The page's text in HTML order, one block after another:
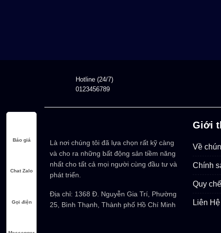
Hotline (24/7)
0123456789
Là nơi chúng tôi đã lựa chọn rất kỹ càng
và cho ra những bất động sản tiềm năng
nhất cho tất cả mọi người cùng đầu tư và
phát triển.
Địa chỉ: 1368 Đ. Nguyễn Gia Trí, Phường
25, Bình Thạnh, Thành phố Hồ Chí Minh
Giới
Về
Chính
Quy
Liên Hệ
Báo giá
Chat Zalo
Gọi điện